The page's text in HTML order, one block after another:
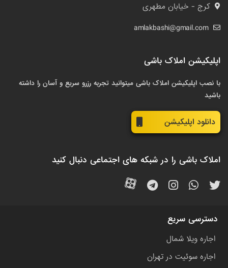
کرج - خیابان مطهری
amlakbashi@gmail.com
اپلیکیشن املاک باشی
با نصب اپلیکیشن املاک باشی میتوانید تجربه رزرو سریع و آسان را داشته
باشید
دانلود اپلیکیشن
املاک باشی را در شبکه های اجتماعی دنبال کنید
دسترسی سریع
اجاره ویلا شمال
اجاره سوئیت در تهران